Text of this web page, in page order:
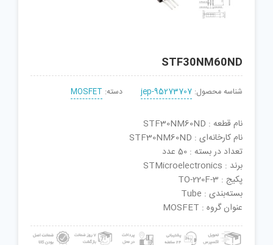
STF30NM60ND
شناسه محصول: jep-95273707 دسته: MOSFET
نام قطعه : STF30NM60ND
نام کارخانه‌ای : STF30NM60ND
تعداد در بسته : 50 عدد
برند : STMicroelectronics
پکیج : TO-220F-3
بسته‌بندی : Tube
عنوان گروه : MOSFET